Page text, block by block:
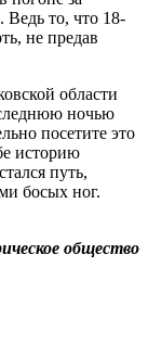
то, что 18-
не предав
области
ночью
посетите это
историю
путь,
босых ног.
общество